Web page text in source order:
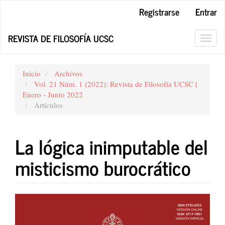
principal
Registrarse
Entrar
REVISTA DE FILOSOFÍA UCSC
Inicio
Archivos
Vol. 21 Núm. 1 (2022): Revista de Filosofía UCSC |
Enero - Junio 2022
Artículos
La lógica inimputable del
misticismo burocrático
Barra